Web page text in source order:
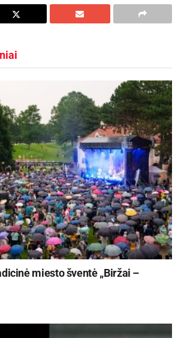
08-05
kelyje
17 darbų. Pabiržėje ir
darytose nuotraukos, pasak
pagrindinė idėja yra sniegas. O
laikinumas. Į sniegą galima
kuris po akimirkos gali
pažadas per kūriniją visą
miesto šventė „Biržai –